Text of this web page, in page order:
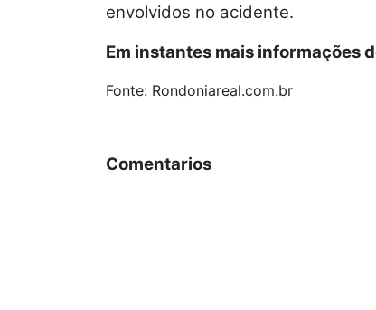
envolvidos no acidente.
Em instantes mais informações
Fonte: Rondoniareal.com.br
Comentarios